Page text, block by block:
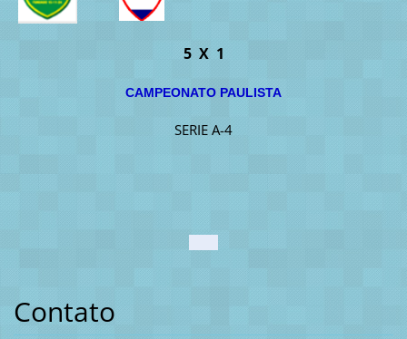
5 X 1
CAMPEONATO PAULISTA
SERIE A-4
Contato